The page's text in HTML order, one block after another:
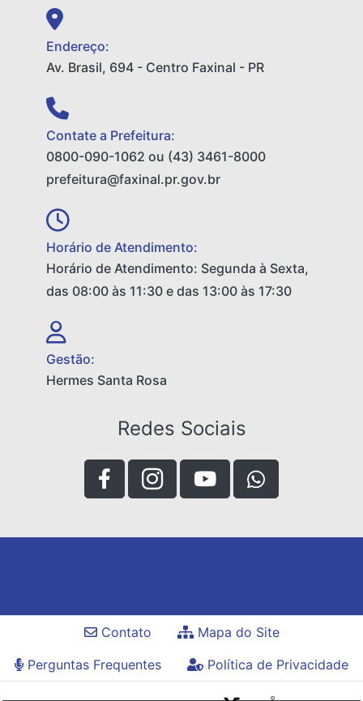
Endereço:
Av. Brasil, 694 - Centro Faxinal - PR
Contate a Prefeitura:
0800-090-1062 ou (43) 3461-8000
prefeitura@faxinal.pr.gov.br
Horário de Atendimento:
Horário de Atendimento: Segunda à Sexta,
das 08:00 às 11:30 e das 13:00 às 17:30
Gestão:
Hermes Santa Rosa
Redes Sociais
Contato
Mapa do Site
Perguntas Frequentes
Política de Privacidade